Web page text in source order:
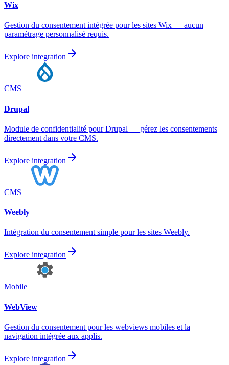
Wix
Gestion du consentement intégrée pour les sites Wix — aucun
paramétrage personnalisé requis.
Explore integration
CMS
Drupal
Module de confidentialité pour Drupal — gérez les consentements
directement dans votre CMS.
Explore integration
CMS
Weebly
Intégration du consentement simple pour les sites Weebly.
Explore integration
Mobile
WebView
Gestion du consentement pour les webviews mobiles et la
navigation intégrée aux applis.
Explore integration